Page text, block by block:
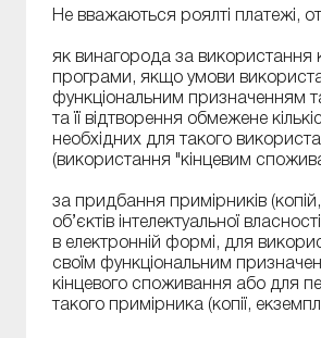
Не вважаються роялті платежі,
як винагорода за використання
програми, якщо умови
функціональним призначенням
та її відтворення обмежене
необхідних для такого
(використання "кінцевим
за придбання примірників
об’єктів інтелектуальної
в електронній формі, для
своїм функціональним
кінцевого споживання або для
такого примірника (копії,